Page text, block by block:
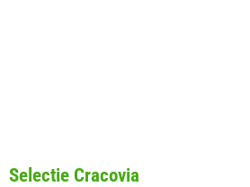
Selectie Cracovia